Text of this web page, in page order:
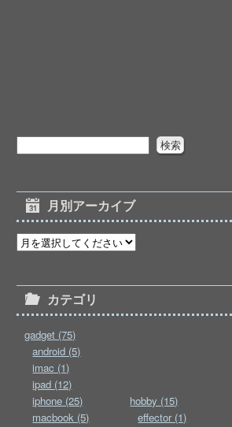
月別アーカイブ
カテゴリ
gadget (75)
android (5)
imac (1)
ipad (12)
iphone (25)
macbook (5)
hobby (15)
effector (1)